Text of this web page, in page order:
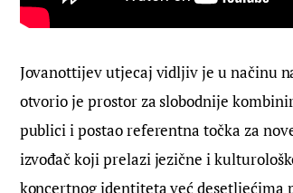
Jovanottijev utjecaj vidljiv je u načinu
otvorio je prostor za slobodnije
publici i postao referentna točka za
izvođač koji prelazi jezične i
koncertnog identiteta već